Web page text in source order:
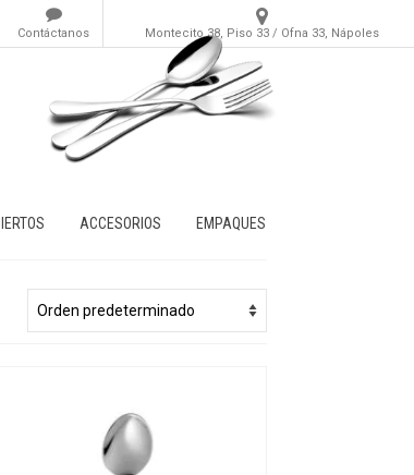
Montecito 38, Piso 33 / Ofna 33, Nápoles
Contáctanos
ACCESORIOS EMPAQUES